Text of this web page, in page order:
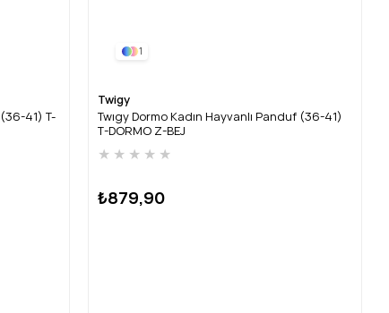
41) T-
1
Twigy
Twıgy Dormo Kadın Hayvanlı Panduf (36-41)
T-DORMO Z-BEJ
★ ★ ★ ★ ★
₺879,90